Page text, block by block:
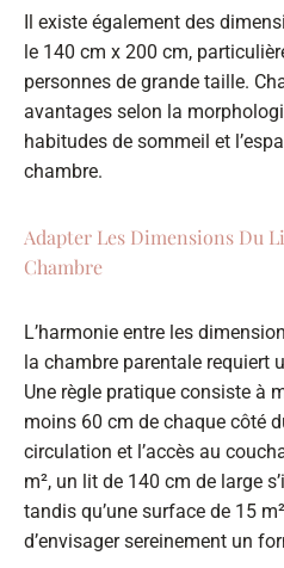
Il existe également des
le 140 cm x 200 cm,
personnes de grande taille.
avantages selon la
habitudes de sommeil et
chambre.
Adapter Les Dimensions Du
Chambre
L’harmonie entre les
la chambre parentale requiert
Une règle pratique consiste à
moins 60 cm de chaque côté
circulation et l’accès au
m², un lit de 140 cm de large
tandis qu’une surface de 15
d’envisager sereinement un